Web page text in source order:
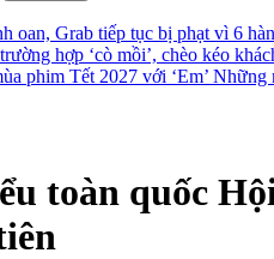
oan, Grab tiếp tục bị phạt vì 6
hợp ‘cò mồi’, chèo kéo
phim Tết 2027 với ‘Em’ Những
toàn quốc